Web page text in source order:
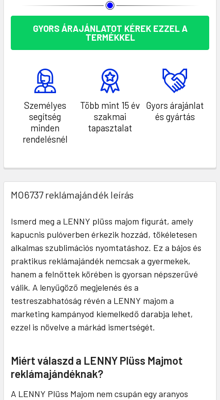
GYORS ÁRAJÁNLATOT KÉREK EZZEL A
TERMÉKKEL
Személyes
segítség
minden
rendelésnél
Több mint 15 év
szakmai
tapasztalat
Gyors árajánlat
és gyártás
MO6737 reklámajándék leírás
Ismerd meg a LENNY plüss majom figurát, amely
kapucnis pulóverben érkezik hozzád, tökéletesen
alkalmas szublimációs nyomtatáshoz. Ez a bájos és
praktikus reklámajándék nemcsak a gyermekek,
hanem a felnőttek körében is gyorsan népszerűvé
válik. A lenyűgöző megjelenés és a
testreszabhatóság révén a LENNY majom a
marketing kampányod kiemelkedő darabja lehet,
ezzel is növelve a márkád ismertségét.
Miért válaszd a LENNY Plüss Majmot
reklámajándéknak?
A LENNY Plüss Majom nem csupán egy aranyos